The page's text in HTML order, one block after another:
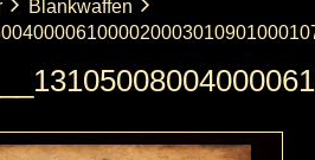
Blankwaffen